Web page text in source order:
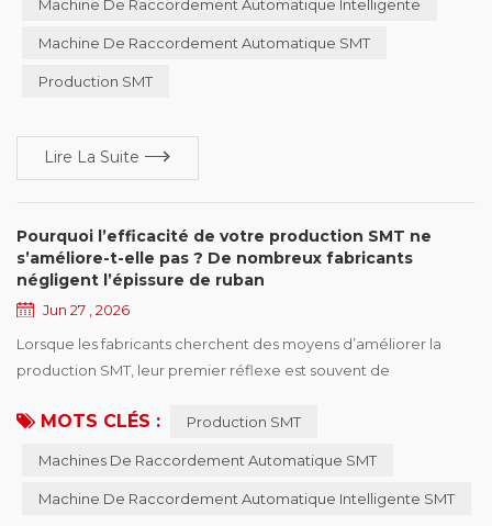
nombreux fabricants se posent la même question: Une machine
réponse dépend de votre environnement de productio...
Machine De Raccordement Automatique Intelligente
Machine De Raccordement Automatique SMT
Production SMT
Lire La Suite
Pourquoi l’efficacité de votre production SMT ne
s’améliore-t-elle pas ? De nombreux fabricants
négligent l’épissure de ruban
Jun 27 , 2026
Lorsque les fabricants cherchent des moyens d’améliorer la
production SMT, leur premier réflexe est souvent de
programmes de production ou d’ajuster les plannings de
plus rapides et plus avancés, de nombreuses usines constatent
encore que l’efficacité de production est inférieure aux att...
MOTS CLÉS : Production SMT
Machines De Raccordement Automatique SMT
Machine De Raccordement Automatique Intelligente SMT